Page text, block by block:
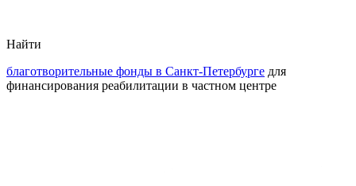
Найти
благотворительные фонды в Санкт-Петербурге для
финансирования реабилитации в частном центре